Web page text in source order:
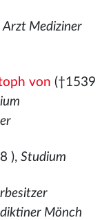
Arzt Mediziner
von (†1539
), Studium
Mönch